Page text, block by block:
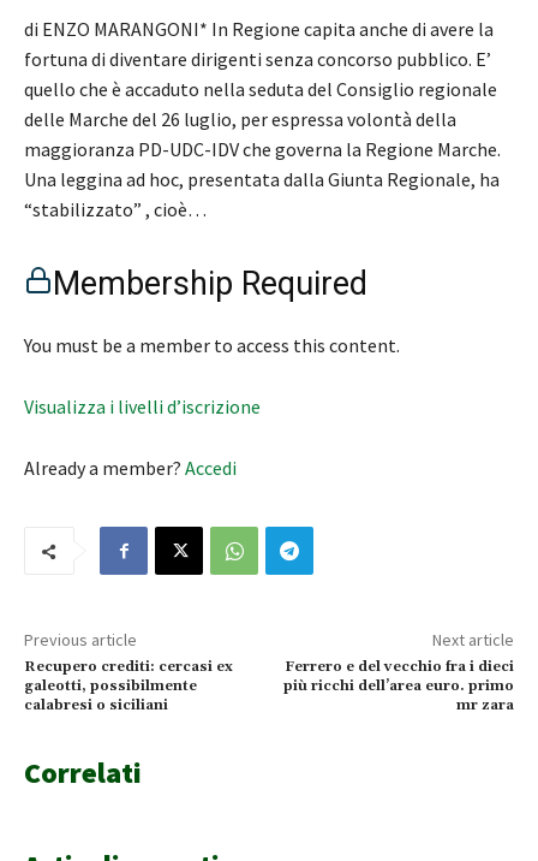
di ENZO MARANGONI* In Regione capita anche di avere la
fortuna di diventare dirigenti senza concorso pubblico. E’
quello che è accaduto nella seduta del Consiglio regionale
delle Marche del 26 luglio, per espressa volontà della
maggioranza PD-UDC-IDV che governa la Regione Marche.
Una leggina ad hoc, presentata dalla Giunta Regionale, ha
“stabilizzato” , cioè…
Membership Required
You must be a member to access this content.
Visualizza i livelli d’iscrizione
Already a member? Accedi
Previous article
Recupero crediti: cercasi ex
galeotti, possibilmente
calabresi o siciliani
Next article
Ferrero e del vecchio fra i dieci
più ricchi dell’area euro. primo
mr zara
Correlati